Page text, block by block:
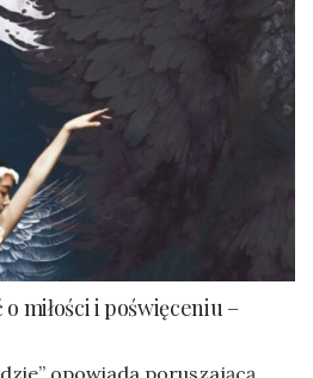
miłości i poświęceniu –
opowiada poruszającą